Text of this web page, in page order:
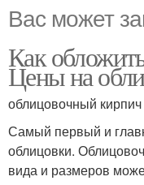
Вас может
Как
Цены на
облицовочный кирпич
Самый первый и
облицовки.
вида и размеров